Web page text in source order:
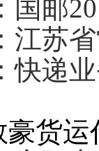
国邮
江苏
快递
豪货